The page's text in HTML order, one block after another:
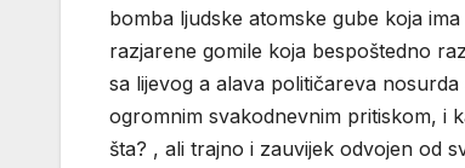
bomba ljudske atomske gube koja
razjarene gomile koja bespoštedno
sa lijevog a alava političareva
ogromnim svakodnevnim pritiskom, i
šta? , ali trajno i zauvijek odvojen od